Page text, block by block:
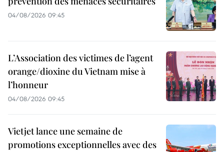
04/08/2026 09:45
L’Association des victimes de l’agent
orange/dioxine du Vietnam mise à
l’honneur
04/08/2026 09:45
Vietjet lance une semaine de
promotions exceptionnelles avec des